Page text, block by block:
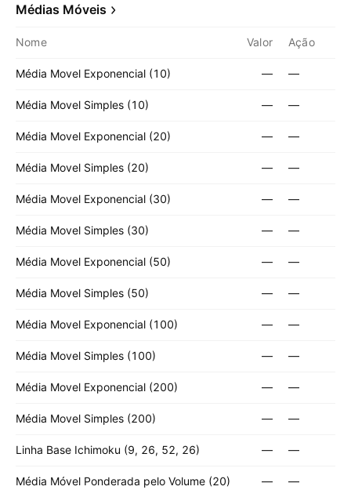
Médias Móveis
Nome Valor Ação
Média Movel Exponencial (10) — —
Média Movel Simples (10) — —
Média Movel Exponencial (20) — —
Média Movel Simples (20) — —
Média Movel Exponencial (30) — —
Média Movel Simples (30) — —
Média Movel Exponencial (50) — —
Média Movel Simples (50) — —
Média Movel Exponencial (100) — —
Média Movel Simples (100) — —
Média Movel Exponencial (200) — —
Média Movel Simples (200) — —
Linha Base Ichimoku (9, 26, 52, 26) — —
Média Móvel Ponderada pelo Volume (20) — —